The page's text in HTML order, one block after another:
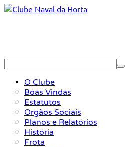
O Clube
Boas Vindas
Estatutos
Orgãos Sociais
Planos e Relatórios
História
Frota